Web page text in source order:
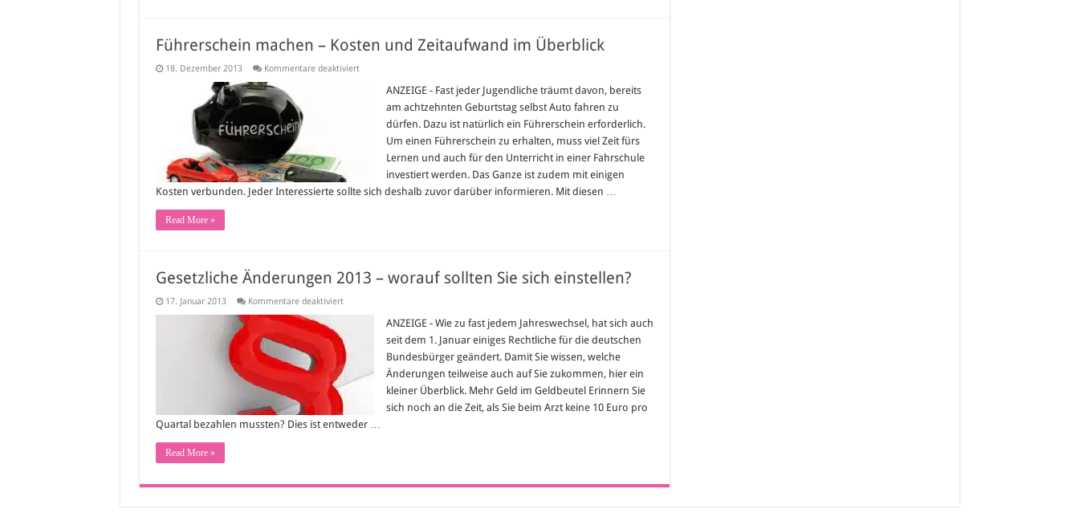
Führerschein machen – Kosten und Zeitaufwand im Überblick
18. Dezember 2013 Kommentare deaktiviertfür
machen
Zeitaufwand
Überblick
ANZEIGE - Fast jeder Jugendliche träumt davon, bereits
am achtzehnten Geburtstag selbst Auto fahren zu
dürfen. Dazu ist natürlich ein Führerschein erforderlich.
Um einen Führerschein zu erhalten, muss viel Zeit fürs
Lernen und auch für den Unterricht in einer Fahrschule
investiert werden. Das Ganze ist zudem mit einigen
Kosten verbunden. Jeder Interessierte sollte sich deshalb zuvor darüber informieren. Mit diesen …
Read More »
Gesetzliche Änderungen 2013 – worauf sollten Sie sich einstellen?
17. Januar 2013 Kommentare deaktiviertfür
Änderungen
–
worauf
sollten
Sie
sich
ANZEIGE - Wie zu fast jedem Jahreswechsel, hat sich auch
seit dem 1. Januar einiges Rechtliche für die deutschen
Bundesbürger geändert. Damit Sie wissen, welche
Änderungen teilweise auch auf Sie zukommen, hier ein
kleiner Überblick. Mehr Geld im Geldbeutel Erinnern Sie
sich noch an die Zeit, als Sie beim Arzt keine 10 Euro pro
Quartal bezahlen mussten? Dies ist entweder …
Read More »